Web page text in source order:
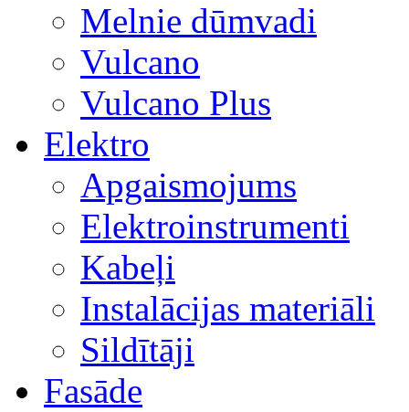
Melnie dūmvadi
Vulcano
Vulcano Plus
Elektro
Apgaismojums
Elektroinstrumenti
Kabeļi
Instalācijas materiāli
Sildītāji
Fasāde